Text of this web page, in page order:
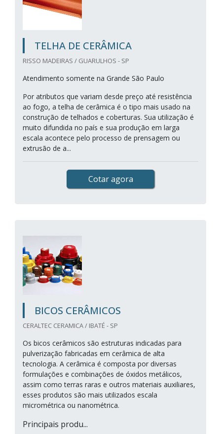
TELHA DE CERÂMICA
RISSO MADEIRAS / GUARULHOS - SP
Atendimento somente na Grande São Paulo
Por atributos que variam desde preço até resistência
ao fogo, a telha de cerâmica é o tipo mais usado na
construção de telhados e coberturas. Sua utilização é
muito difundida no país e sua produção em larga
escala acontece pelo processo de prensagem ou
extrusão de a...
Cotar agora
BICOS CERÂMICOS
CERALTEC CERAMICA / IBATÉ - SP
Os bicos cerâmicos são estruturas indicadas para
pulverização fabricadas em cerâmica de alta
tecnologia. A cerâmica é composta por diversas
formulações e combinações de óxidos metálicos,
assim como terras raras e outros materiais auxiliares,
esses produtos são mais utilizados escala
micrométrica ou nanométrica.
Principais produ...